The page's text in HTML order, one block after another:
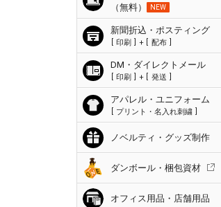
（無料）
NEW
新聞折込・ポスティング
印刷 + 配布
DM・ダイレクトメール
印刷 + 発送
アパレル・ユニフォーム
プリント・名入れ刺繍
ノベルティ・グッズ制作
ダンボール・梱包資材
オフィス用品・店舗用品